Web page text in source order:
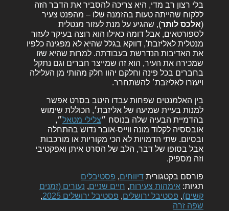
בלי רצון רב מדי, היא צריכה להסביר את הדבר הזה
ללקוח שהייתה טעות בהזמנה שלו – מהפנט צעיר
(אלכס לותר), שהגיע על מנת לעזור מנטלית
לספורטאים, אבל דומה כאילו הוא רוצה בעיקר לעזור
מנטלית לאליזבת', דווקא בגלל שהיא לא מפגינה כלפיו
את האדיבות הנדרשת בעבודתה. למרות שהיא שזו
שמכירה את העיר, הוא זה שמייצר חברים וגם נתקל
בחברים בכל פינה וחלקם יהוו חלק מהותי מן העלילה
ויעזרו לאליזבת׳ להשתחרר.
בין האלמנטים שפחות עבדו היטב בסרט אפשר
למנות בעיית שמיעה של אליזבת׳, הכוללת שימוש
בהדמיית הבעיה שלה בנוסח ״צלילי מטאל״,
אובססיה לקלוד מונה ווייס-אובר נדוש בהתחלה
ובסיום. שתי הדמויות לא הכי מקוריות או מורכבות
אבל בסופו של דבר, הלב של הסרט איתן ואפקטיבי
וזה מספיק.
פורסם בקטגורית דיווחים, פסטיבלים
תגיות: אימהות צעירות, חיים שניים, נעורים (זמנים
קשים), פסטיבל ירושלים, פסטיבל ירושלים 2025
,
שפה זרה